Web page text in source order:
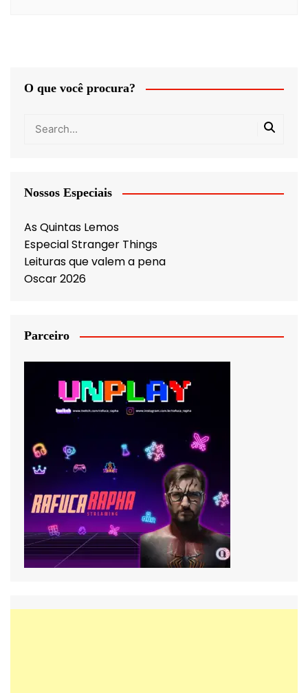
O que você procura?
Nossos Especiais
As Quintas Lemos
Especial Stranger Things
Leituras que valem a pena
Oscar 2026
Parceiro